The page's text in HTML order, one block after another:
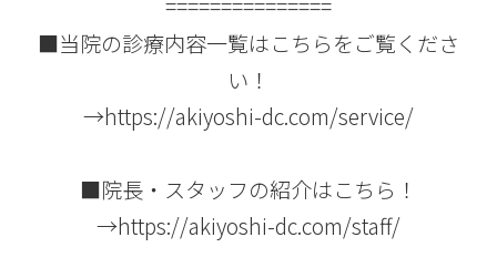
===============
■当院の診療内容一覧はこちらをご覧くださ
い！
→https://akiyoshi-dc.com/service/
■院長・スタッフの紹介はこちら！
→https://akiyoshi-dc.com/staff/